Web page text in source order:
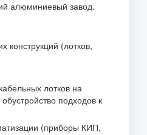
алюминиевый завод.
конструкций (лотков,
лотков на
подходов к
(приборы КИП,